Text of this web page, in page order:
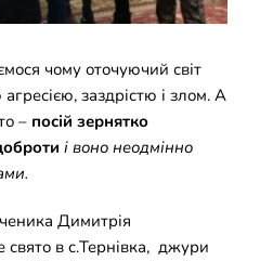
РОБОТА
чому оточуючий світ
заздрістю і злом. А
– посій зернятко
і воно неодмінно
Димитрія
в с.Тернівка, джури